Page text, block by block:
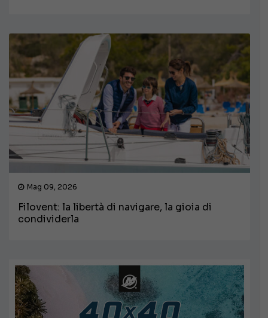
Mag 09, 2026
Filovent: la libertà di navigare, la gioia di
condividerla